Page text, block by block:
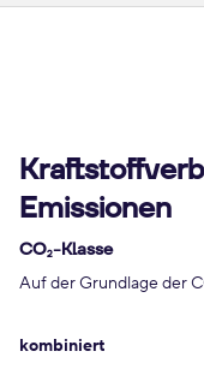
Emissionen
CO2-Klasse
Auf der Grundlage der
kombiniert